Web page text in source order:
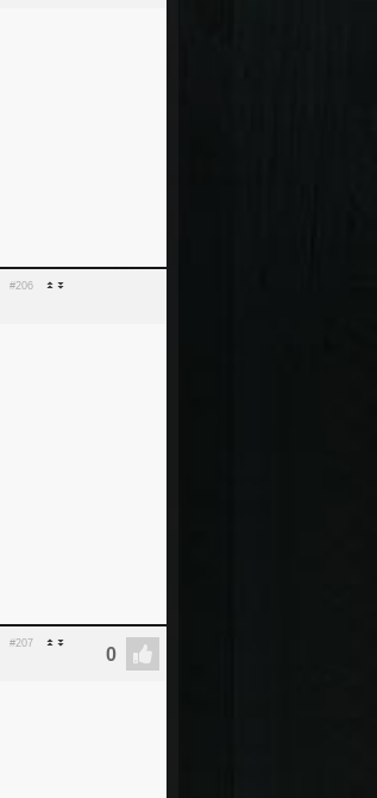
#206
#207